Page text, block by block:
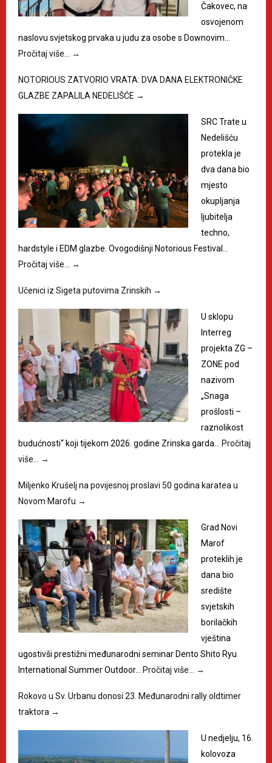
Čakovec, na
osvojenom
naslovu svjetskog prvaka u judu za osobe s Downovim…
Pročitaj više…
→
NOTORIOUS ZATVORIO VRATA: DVA DANA ELEKTRONIČKE
GLAZBE ZAPALILA NEDELIŠĆE →
SRC Trate u
Nedelišću
protekla je
dva dana bio
mjesto
okupljanja
ljubitelja
techno,
hardstyle i EDM glazbe. Ovogodišnji Notorious Festival…
Pročitaj više…
→
Učenici iz Sigeta putovima Zrinskih →
U sklopu
Interreg
projekta ZG –
ZONE pod
nazivom
„Snaga
prošlosti –
raznolikost
budućnosti“ koji tijekom 2026. godine Zrinska garda…
Pročitaj
više…
→
Miljenko Krušelj na povijesnoj proslavi 50 godina karatea u
Novom Marofu →
Grad Novi
Marof
proteklih je
dana bio
središte
svjetskih
borilačkih
vještina
ugostivši prestižni međunarodni seminar Dento Shito Ryu
International Summer Outdoor…
Pročitaj više… →
Rokovo u Sv. Urbanu donosi 23. Međunarodni rally oldtimer
traktora →
U nedjelju, 16.
kolovoza